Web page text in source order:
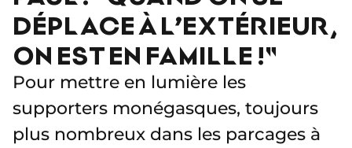
DÉPLACE À L’EXTÉRIEUR,
ON EST EN FAMILLE !"
Pour mettre en lumière les
supporters monégasques, toujours
plus nombreux dans les parcages à